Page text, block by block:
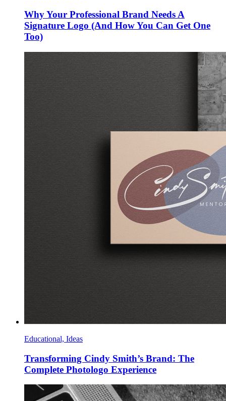
Why Your Professional Brand Needs A
Signature Logo (And How You Can Get One
Too)
Educational, Ideas
Transforming Cindy Smith’s Brand: The
Complete Photologo Experience